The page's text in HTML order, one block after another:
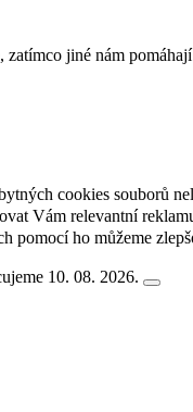
jiné nám
cookies souborů
Vám relevantní
pomocí ho můžeme
10. 08. 2026.